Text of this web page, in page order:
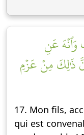
وَٱنۡهَ عَنِ
ذَٰلِكَ مِنۡ عَزۡمِ
17. Mon fils,
qui est